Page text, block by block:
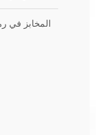
المخابز في